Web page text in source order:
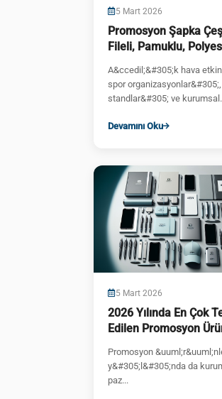
5 Mart 2026
Promosyon Şapka
Fileli, Pamuklu,
A&ccedil;&#305;k hava
spor
standlar&#305; ve kurumsal
Devamını Oku
5 Mart 2026
2026 Yılında En Çok
Edilen Promosyon
Promosyon
y&#305;l&#305;nda da
paz...